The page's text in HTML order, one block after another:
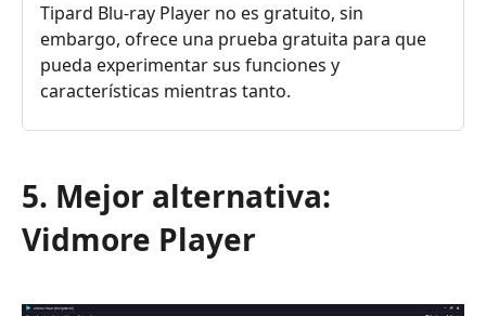
Tipard Blu-ray Player no es gratuito, sin
embargo, ofrece una prueba gratuita para que
pueda experimentar sus funciones y
características mientras tanto.
5. Mejor alternativa:
Vidmore Player